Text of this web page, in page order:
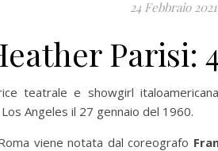
24 Febbraio 2021
Parisi:
teatrale e showgirl italoamericana
Angeles il 27 gennaio del 1960.
viene notata dal coreografo